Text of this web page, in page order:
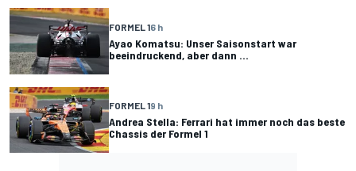
FORMEL 16 h
Ayao Komatsu: Unser Saisonstart war
beeindruckend, aber dann ...
FORMEL 19 h
Andrea Stella: Ferrari hat immer noch das beste
Chassis der Formel 1